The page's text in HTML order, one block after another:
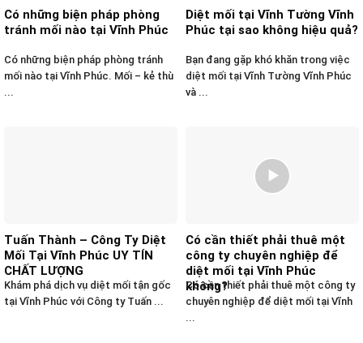
Có những biện pháp phòng
tránh mối nào tại Vĩnh Phúc
Có những biện pháp phòng tránh
mối nào tại Vĩnh Phúc. Mối – kẻ thù
...
Diệt mối tại Vĩnh Tường Vĩnh
Phúc tại sao không hiệu quả?
Bạn đang gặp khó khăn trong việc
diệt mối tại Vĩnh Tường Vĩnh Phúc
và ...
Tuấn Thành – Công Ty Diệt
Mối Tại Vĩnh Phúc UY TÍN
CHẤT LƯỢNG
Khám phá dịch vụ diệt mối tận gốc
tại Vĩnh Phúc với Công ty Tuấn ...
Có cần thiết phải thuê một
công ty chuyên nghiệp để
diệt mối tại Vĩnh Phúc
không?
Có cần thiết phải thuê một công ty
chuyên nghiệp để diệt mối tại Vĩnh
...